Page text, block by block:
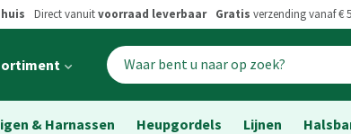
Direct vanuitvoorraad leverbaar Gratis verzending vanaf €
& Harnassen Heupgordels Lijnen